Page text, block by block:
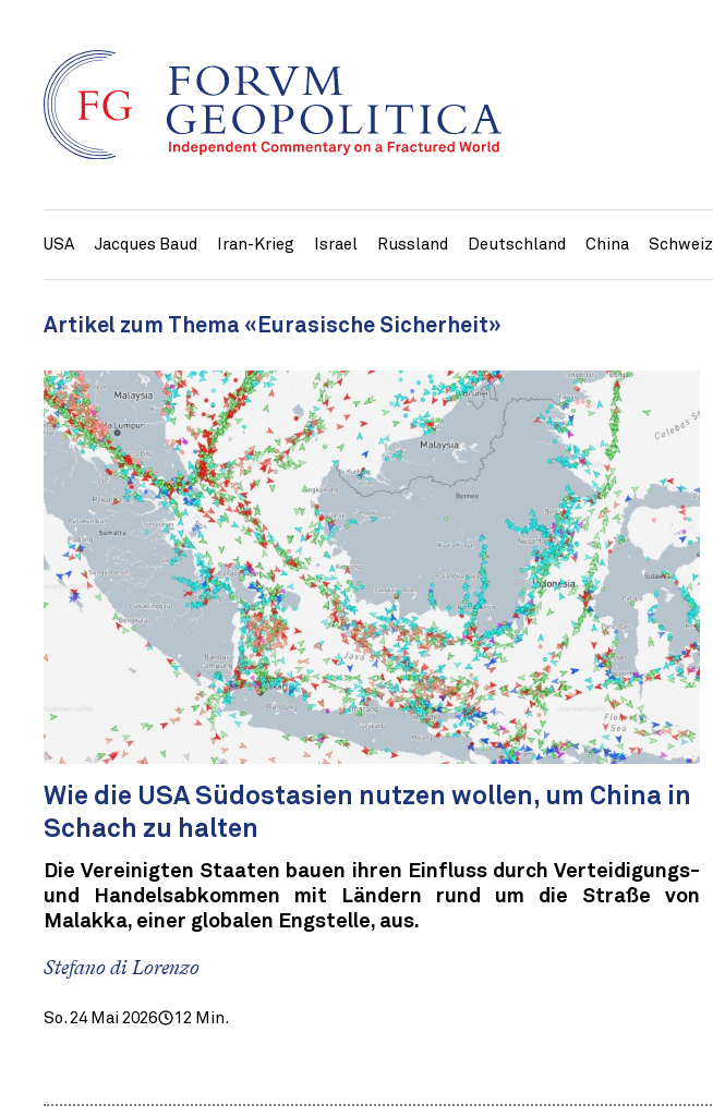
USA Jacques Baud Iran-Krieg Israel Russland Deutschland China Schweiz
Artikel zum Thema «Eurasische Sicherheit»
Wie die USA Südostasien nutzen wollen, um China in
Schach zu halten
Die Vereinigten Staaten bauen ihren Einfluss durch Verteidigungs-
und Handelsabkommen mit Ländern rund um die Straße von
Malakka, einer globalen Engstelle, aus.
Stefano di Lorenzo
So. 24 Mai 2026 12 Min.